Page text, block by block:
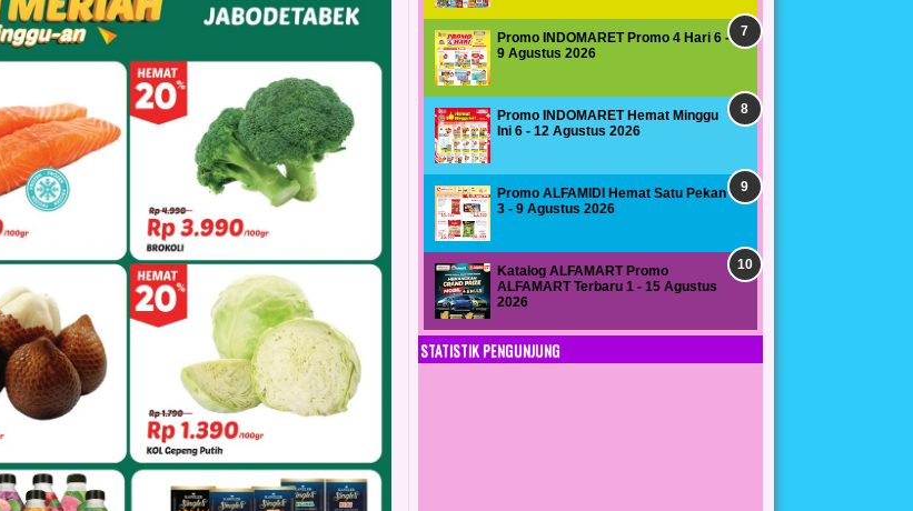
Promo INDOMARET Promo 4 Hari 6 -
9 Agustus 2026
Promo INDOMARET Hemat Minggu
Ini 6 - 12 Agustus 2026
Promo ALFAMIDI Hemat Satu Pekan
3 - 9 Agustus 2026
Katalog ALFAMART Promo
ALFAMART Terbaru 1 - 15 Agustus
2026
STATISTIK PENGUNJUNG